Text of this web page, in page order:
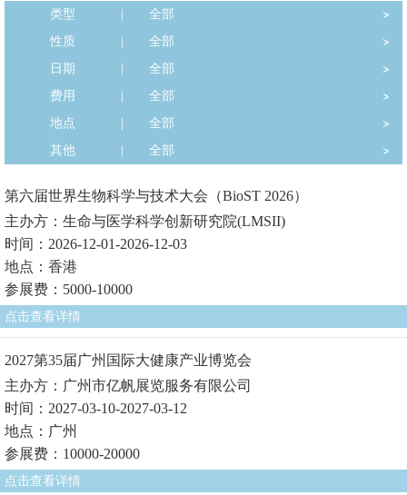
类型
全部
性质
全部
日期
全部
费用
全部
地点
全部
其他
全部
第六届世界生物科学与技术大会（BioST 2026）
主办方：生命与医学科学创新研究院(LMSII)
时间：2026-12-01-2026-12-03
地点：香港
参展费：5000-10000
点击查看详情
2027第35届广州国际大健康产业博览会
主办方：广州市亿帆展览服务有限公司
时间：2027-03-10-2027-03-12
地点：广州
参展费：10000-20000
点击查看详情